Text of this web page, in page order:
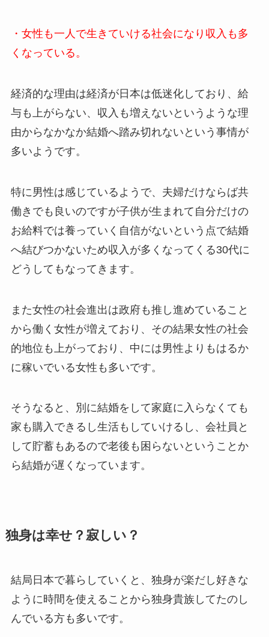
・女性も一人で生きていける社会になり収入も多
くなっている。
経済的な理由は経済が日本は低迷化しており、給
与も上がらない、収入も増えないというような理
由からなかなか結婚へ踏み切れないという事情が
多いようです。
特に男性は感じているようで、夫婦だけならば共
働きでも良いのですが子供が生まれて自分だけの
お給料では養っていく自信がないという点で結婚
へ結びつかないため収入が多くなってくる30代に
どうしてもなってきます。
また女性の社会進出は政府も推し進めていること
から働く女性が増えており、その結果女性の社会
的地位も上がっており、中には男性よりもはるか
に稼いでいる女性も多いです。
そうなると、別に結婚をして家庭に入らなくても
家も購入できるし生活もしていけるし、会社員と
して貯蓄もあるので老後も困らないということか
ら結婚が遅くなっています。
独身は幸せ？寂しい？
結局日本で暮らしていくと、独身が楽だし好きな
ように時間を使えることから独身貴族してたのし
んでいる方も多いです。